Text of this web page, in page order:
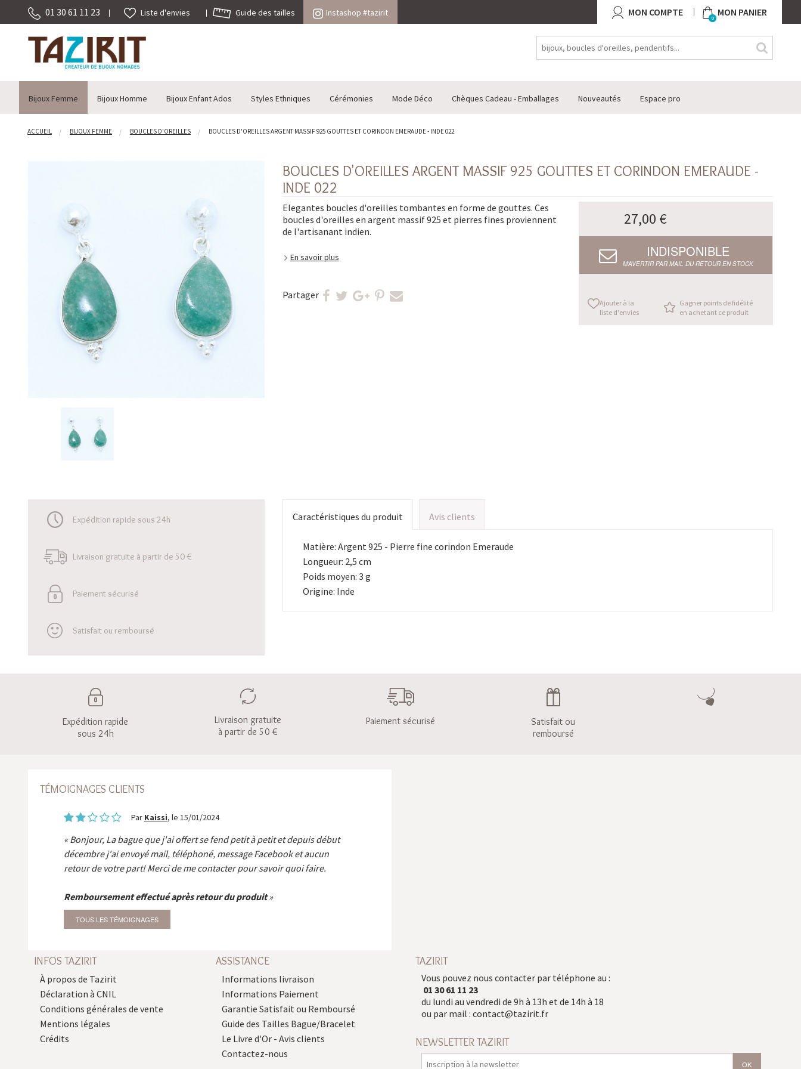
01 30 61 11 23 Liste d'envies Guide des tailles Instashop #tazirit MON COMPTE 0 MON PANIER
Bijoux Femme Bijoux Homme Bijoux Enfant Ados Styles Ethniques Cérémonies Mode Déco Chèques Cadeau - Emballages Nouveautés Espace pro
ACCUEIL BIJOUX FEMME BOUCLES D'OREILLES BOUCLES D'OREILLES ARGENT MASSIF 925 GOUTTES ET CORINDON EMERAUDE - INDE 022
BOUCLES D'OREILLES ARGENT MASSIF 925 GOUTTES ET CORINDON EMERAUDE -
INDE 022
Elegantes boucles d'oreilles tombantes en forme de gouttes. Ces
boucles d'oreilles en argent massif 925 et pierres fines proviennent
de l'artisanant indien.
En savoir plus
Partager
27,00 €
INDISPONIBLE
M’AVERTIR PAR MAIL DU RETOUR EN STOCK
Ajouter à la
liste d'envies
Gagner points de fidélité
en achetant ce produit
Expédition rapide sous 24h
Livraison gratuite à partir de 50 €
Paiement sécurisé
Satisfait ou remboursé
Caractéristiques du produit Avis clients
Matière: Argent 925 - Pierre fine corindon Emeraude
Longueur: 2,5 cm
Poids moyen: 3 g
Origine: Inde
Expédition rapide
sous 24h
Livraison gratuite
à partir de 50 €
Paiement sécurisé
Satisfait ou
remboursé
TÉMOIGNAGES CLIENTS
Par Kaissi, le 15/01/2024
Bonjour, La bague que j'ai offert se fend petit à petit et depuis début
décembre j'ai envoyé mail, téléphoné, message Facebook et aucun
retour de votre part! Merci de me contacter pour savoir quoi faire.
Remboursement effectué après retour du produit
TOUS LES TÉMOIGNAGES
INFOS TAZIRIT
À propos de Tazirit
Déclaration à CNIL
Conditions générales de vente
Mentions légales
Crédits
ASSISTANCE
Informations livraison
Informations Paiement
Garantie Satisfait ou Remboursé
Guide des Tailles Bague/Bracelet
Le Livre d'Or - Avis clients
Contactez-nous
TAZIRIT
Vous pouvez nous contacter par téléphone au :
01 30 61 11 23
du lundi au vendredi de 9h à 13h et de 14h à 18
ou par mail : contact@tazirit.fr
NEWSLETTER TAZIRIT